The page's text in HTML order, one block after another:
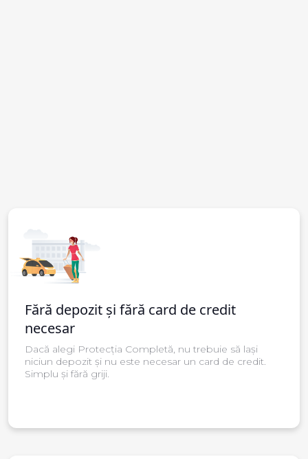
Fără depozit și fără card de credit
necesar
Dacă alegi Protecția Completă, nu trebuie să lași
niciun depozit și nu este necesar un card de credit.
Simplu și fără griji.